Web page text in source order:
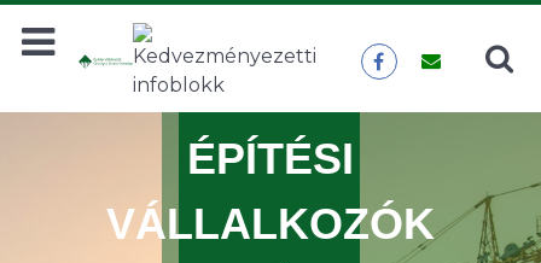
Keresés KERESÉS
ÉPÍTÉSI
VÁLLALKOZÓK